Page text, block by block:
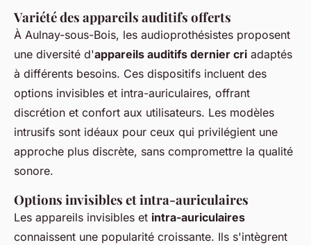
Variété des appareils auditifs offerts
À Aulnay-sous-Bois, les audioprothésistes proposent
une diversité d'appareils auditifs dernier cri adaptés
à différents besoins. Ces dispositifs incluent des
options invisibles et intra-auriculaires, offrant
discrétion et confort aux utilisateurs. Les modèles
intrusifs sont idéaux pour ceux qui privilégient une
approche plus discrète, sans compromettre la qualité
sonore.
Options invisibles et intra-auriculaires
Les appareils invisibles et intra-auriculaires
connaissent une popularité croissante. Ils s'intègrent